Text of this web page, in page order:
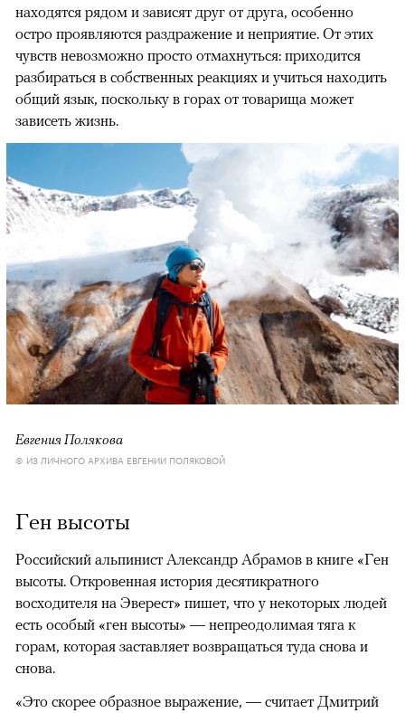
находятся рядом и зависят друг от друга, особенно
остро проявляются раздражение и неприятие. От этих
чувств невозможно просто отмахнуться: приходится
разбираться в собственных реакциях и учиться находить
общий язык, поскольку в горах от товарища может
зависеть жизнь.
Евгения Полякова
© ИЗ ЛИЧНОГО АРХИВА ЕВГЕНИИ ПОЛЯКОВОЙ
Ген высоты
Российский альпинист Александр Абрамов в книге «Ген
высоты. Откровенная история десятикратного
восходителя на Эверест» пишет, что у некоторых людей
есть особый «ген высоты» — непреодолимая тяга к
горам, которая заставляет возвращаться туда снова и
снова.
«Это скорее образное выражение, — считает Дмитрий